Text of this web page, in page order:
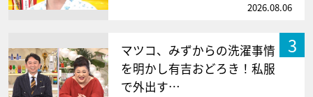
2026.08.06
3
マツコ、みずからの洗濯事情
を明かし有吉おどろき！私服
で外出す…